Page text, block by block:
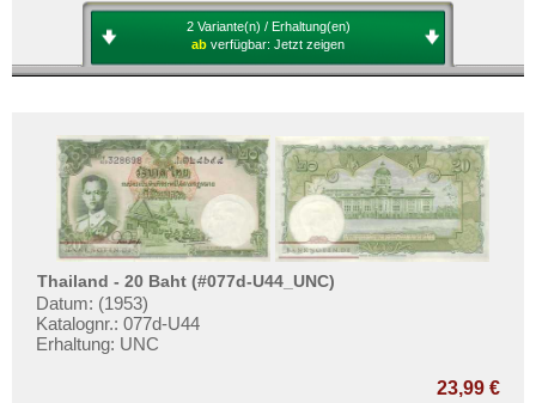
2 Variante(n) / Erhaltung(en)
ab verfügbar: Jetzt zeigen
Thailand - 20 Baht (#077d-U44_UNC)
Datum: (1953)
Katalognr.: 077d-U44
Erhaltung: UNC
23,99 €